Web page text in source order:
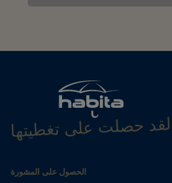
لقد حصلت على تغطيتها
الحصول على المشورة